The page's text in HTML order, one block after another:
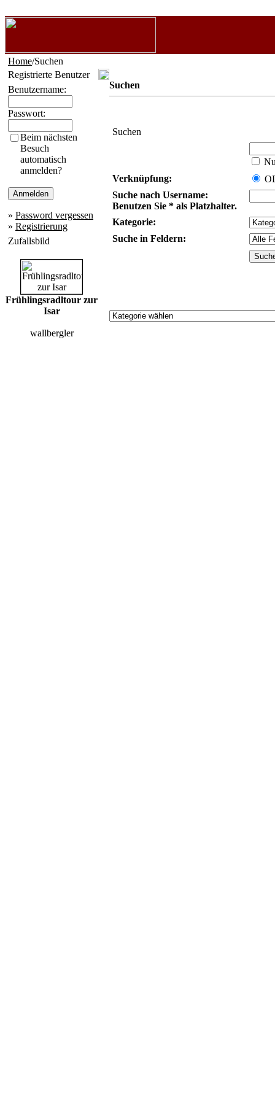
Home/Suchen
Registrierte Benutzer
Benutzername:
Passwort:
Beim nächsten
Besuch
automatisch
anmelden?
» Password vergessen
» Registrierung
Zufallsbild
Frühlingsradltour zur
Isar
wallbergler
Suchen
Suchen
Verknüpfung:
Suche nach Username:
Benutzen Sie * als Platzhalter.
Kategorie:
Suche in Feldern: